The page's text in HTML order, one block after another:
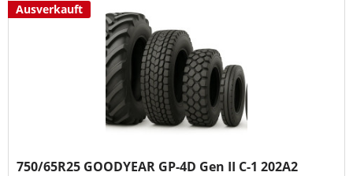
Ausverkauft
750/65R25 GOODYEAR GP-4D Gen II C-1 202A2